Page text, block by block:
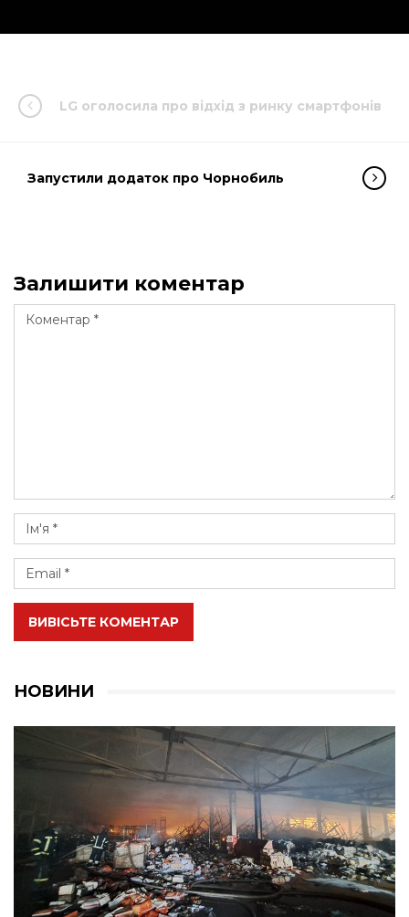
LG оголосила про відхід з ринку смартфонів
Запустили додаток про Чорнобиль
Залишити коментар
ВИВІСЬТЕ КОМЕНТАР
НОВИНИ